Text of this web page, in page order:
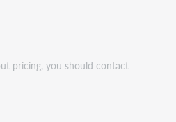
pricing, you should contact